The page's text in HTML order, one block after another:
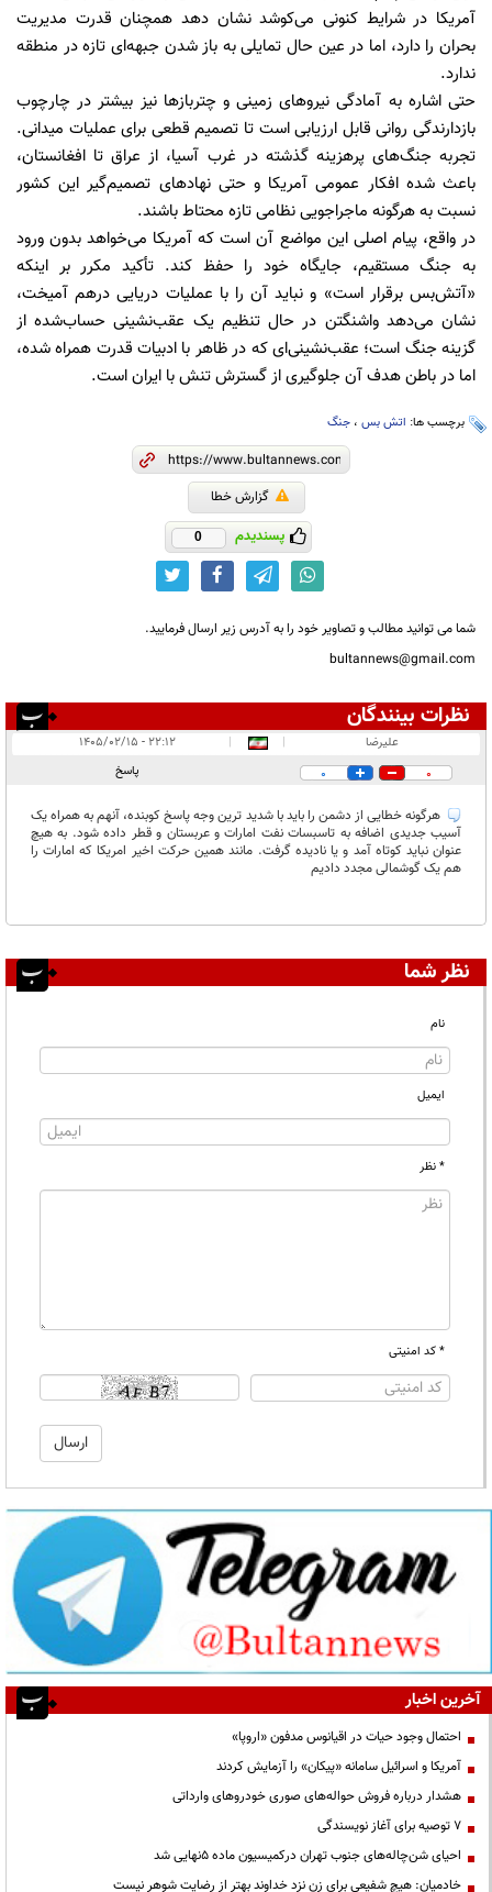
آمریکا در شرایط کنونی می‌کوشد نشان دهد همچنان قدرت مدیریت
بحران را دارد، اما در عین حال تمایلی به باز شدن جبهه‌ای تازه در منطقه
ندارد.
حتی اشاره به آمادگی نیروهای زمینی و چتربازها نیز بیشتر در چارچوب
بازدارندگی روانی قابل ارزیابی است تا تصمیم قطعی برای عملیات میدانی.
تجربه جنگ‌های پرهزینه گذشته در غرب آسیا، از عراق تا افغانستان،
باعث شده افکار عمومی آمریکا و حتی نهادهای تصمیم‌گیر این کشور
نسبت به هرگونه ماجراجویی نظامی تازه محتاط باشند.
در واقع، پیام اصلی این مواضع آن است که آمریکا می‌خواهد بدون ورود
به جنگ مستقیم، جایگاه خود را حفظ کند. تأکید مکرر بر اینکه
«آتش‌بس برقرار است» و نباید آن را با عملیات دریایی درهم آمیخت،
نشان می‌دهد واشنگتن در حال تنظیم یک عقب‌نشینی حساب‌شده از
گزینه جنگ است؛ عقب‌نشینی‌ای که در ظاهر با ادبیات قدرت همراه شده،
اما در باطن هدف آن جلوگیری از گسترش تنش با ایران است.
برچسب ها: اتش بس ، جنگ
گزارش خطا
پسندیدم 0
شما می توانید مطالب و تصاویر خود را به آدرس زیر ارسال فرمایید.
bultannews@gmail.com
نظرات بینندگان
در انتظار بررسی:
علیرضا |
|
۲۲:۱۲ - ۱۴۰۵/۰۲/۱۵
0
0 پاسخ
هرگونه خطایی از دشمن را باید با شدید ترین وجه پاسخ کوبنده، آنهم به همراه یک
آسیب جدیدی اضافه به تاسبسات نفت امارات و عربستان و قطر داده شود. به هیچ
عنوان نباید کوتاه آمد و یا نادیده گرفت. مانند همین حرکت اخیر امریکا که امارات را
هم یک گوشمالی مجدد دادیم
نظر شما
نام
ایمیل
* نظر
* کد امنیتی
آخرین اخبار
احتمال وجود حیات در اقیانوس مدفون «اروپا»
آمریکا و اسرائیل سامانه «پیکان» را آزمایش کردند
هشدار درباره فروش حواله‌های صوری خودروهای وارداتی
۷ توصیه برای آغاز نویسندگی
احیای شن‌چاله‌های جنوب تهران درکمیسیون ماده ۵نهایی شد
خادمیان: هیچ شفیعی برای زن نزد خداوند بهتر از رضایت شوهر نیست